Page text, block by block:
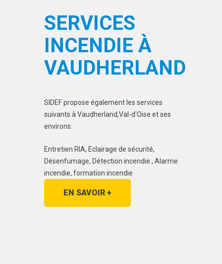
SERVICES
INCENDIE À
VAUDHERLAND
SIDEF propose également les services
suivants à Vaudherland,Val-d'Oise et ses
environs:
Entretien RIA, Eclairage de sécurité,
Désenfumage, Détection incendie , Alarme
incendie, formation incendie
EN SAVOIR +